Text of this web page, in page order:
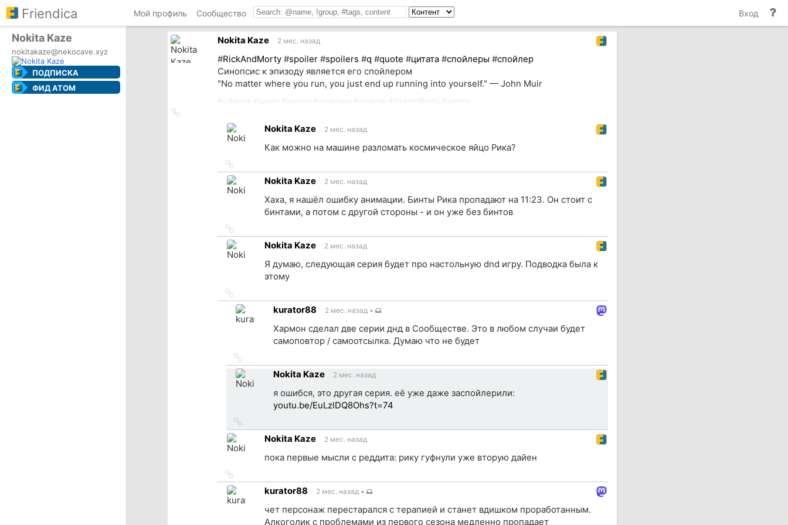
Friendica Мой профиль Сообщество Вход
Nokita Kaze
nokitakaze@nekocave.xyz
ПОДПИСКА
ФИД ATOM
Nokita Kaze 2 мес. назад
#RickAndMorty#spoiler#spoilers #q #quote #цитата#спойлеры #спойлер
Синопсис к эпизоду является его спойлером
"No matter where you run, you just end up running into yourself." — John Muir
Nokita Kaze 2 мес. назад
Как можно на машине разломать космическое яйцо Рика?
на
источникNokita Kaze 2 мес. назад
Хаха, я нашёл ошибку анимации. Бинты Рика пропадают на 11:23. Он стоит с
бинтами, а потом с другой стороны - и он уже без бинтов
на
источникNokita Kaze 2 мес. назад
Я думаю, следующая серия будет про настольную dnd игру. Подводка была к
этому
на
источник
kurator88 2 мес. назад •
Хармон сделал две серии днд в Сообществе. Это в любом случаи будет
самоповтор / самоотсылка. Думаю что не будет
на
источникNokita Kaze 2 мес. назад
я ошибся, это другая серия. её уже даже заспойлерили:
youtu.be/EuLzlDQ8Ohs?t=74
на
источникNokita Kaze 2 мес. назад
пока первые мысли с реддита: рику гуфнули уже вторую дайен
на
источникkurator88 2 мес. назад •
чет персонаж перестарался с терапией и станет вдишком проработанным.
Алкоголик с проблемами из первого сезона медленно пропадает